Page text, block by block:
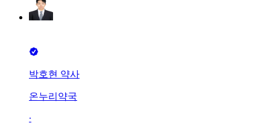
박호현 약사
온누리약국
∙